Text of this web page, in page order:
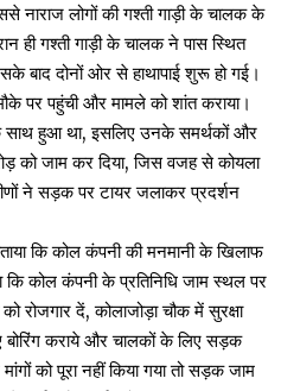
नाराज लोगों की गश्ती गाड़ी के चालक के
ही गश्ती गाड़ी के चालक ने पास स्थित
बाद दोनों ओर से हाथापाई शुरू हो गई।
पर पहुंची और मामले को शांत कराया।
के साथ हुआ था, इसलिए उनके समर्थकों और
को जाम कर दिया, जिस वजह से कोयला
ने सड़क पर टायर जलाकर प्रदर्शन
कि कोल कंपनी की मनमानी के खिलाफ
कि कोल कंपनी के प्रतिनिधि जाम स्थल पर
रोजगार दें, कोलाजोड़ा चौक में सुरक्षा
कराये और चालकों के लिए सड़क
को पूरा नहीं किया गया तो सड़क जाम